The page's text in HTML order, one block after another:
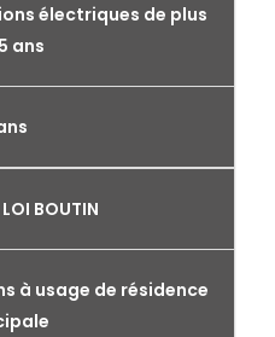
électriques de plus
ans
BOUTIN
à usage de résidence